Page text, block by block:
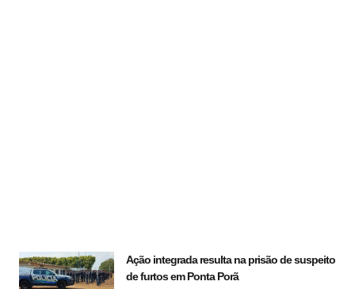
Ação integrada resulta na prisão de suspeito
de furtos em Ponta Porã